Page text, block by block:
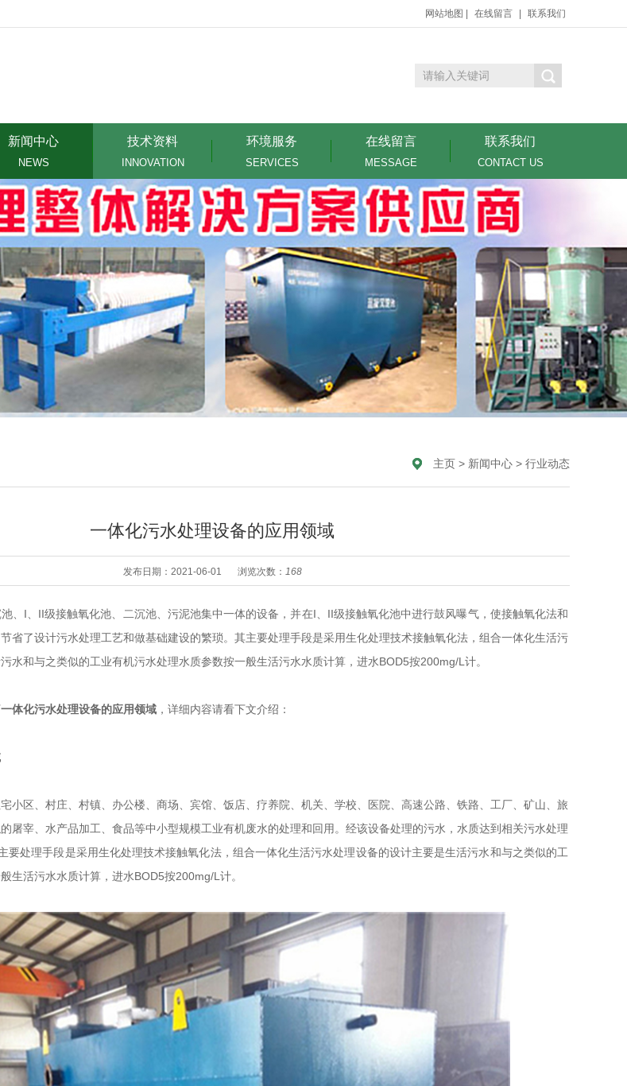
网站地图 在线留言 联系我们
新闻中心
NEWS
技术资料
INNOVATION
环境服务
SERVICES
在线留言
MESSAGE
联系我们
CONTACT US
主页 > 新闻中心 > 行业动态
一体化污水处理设备的应用领域
发布日期：2021-06-01 浏览次数： 168
、I、II级接触氧化池、二沉池、污泥池集中一体的设备，并在I、II级接触氧化池中进行鼓风曝气，使接触氧化法和
省了设计污水处理工艺和做基础建设的繁琐。其主要处理手段是采用生化处理技术接触氧化法，组合一体化生活污
水和与之类似的工业有机污水处理水质参数按一般生活污水水质计算，进水BOD5按200mg/L计。
一体化污水处理设备的应用领域 ，详细内容请看下文介绍：
小区、村庄、村镇、办公楼、商场、宾馆、饭店、疗养院、机关、学校、医院、高速公路、铁路、工厂、矿山、旅
屠宰、水产品加工、食品等中小型规模工业有机废水的处理和回用。经该设备处理的污水，水质达到相关污水处理
要处理手段是采用生化处理技术接触氧化法，组合一体化生活污水处理设备的设计主要是生活污水和与之类似的工
生活污水水质计算，进水BOD5按200mg/L计。